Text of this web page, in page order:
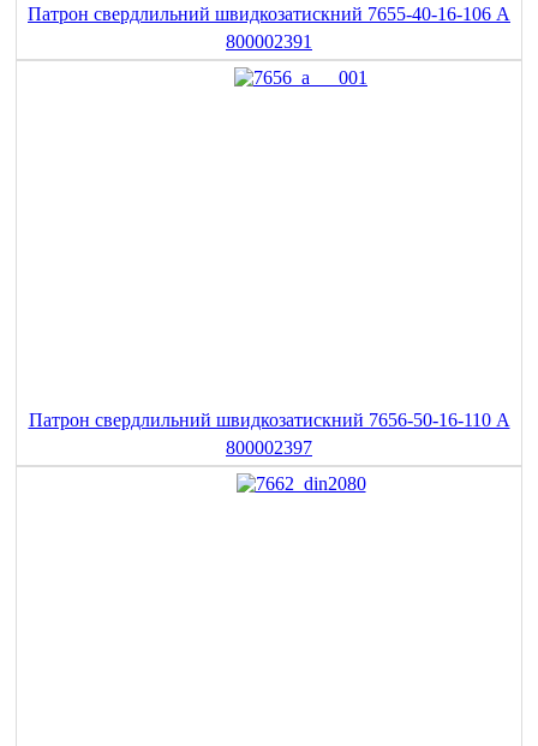
Патрон свердлильний швидкозатискний 7655-40-16-106 A
800002391
Патрон свердлильний швидкозатискний 7656-50-16-110 A
800002397